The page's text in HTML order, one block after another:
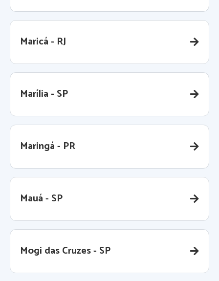
Maricá - RJ
Marília - SP
Maringá - PR
Mauá - SP
Mogi das Cruzes - SP